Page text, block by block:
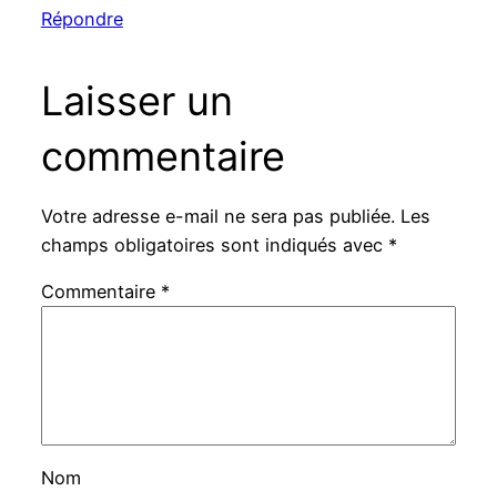
Répondre
Laisser un
commentaire
Votre adresse e-mail ne sera pas publiée. Les
champs obligatoires sont indiqués avec *
Commentaire *
Nom